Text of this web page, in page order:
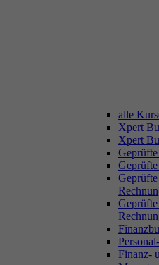
alle
Xpert
Xpert
Finanz-